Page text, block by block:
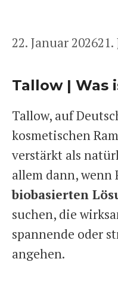
22. Januar 202621.
Tallow | Was
Tallow, auf
kosmetischen
verstärkt als
allem dann, wenn
biobasierten
suchen, die
spannende oder
angehen.